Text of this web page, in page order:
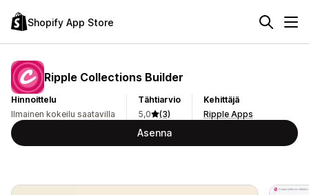
Shopify App Store
Ripple Collections Builder
Hinnoittelu
Ilmainen kokeilu saatavilla
Tähtiarvio
5,0
(3)
Kehittäjä
Ripple Apps
Asenna